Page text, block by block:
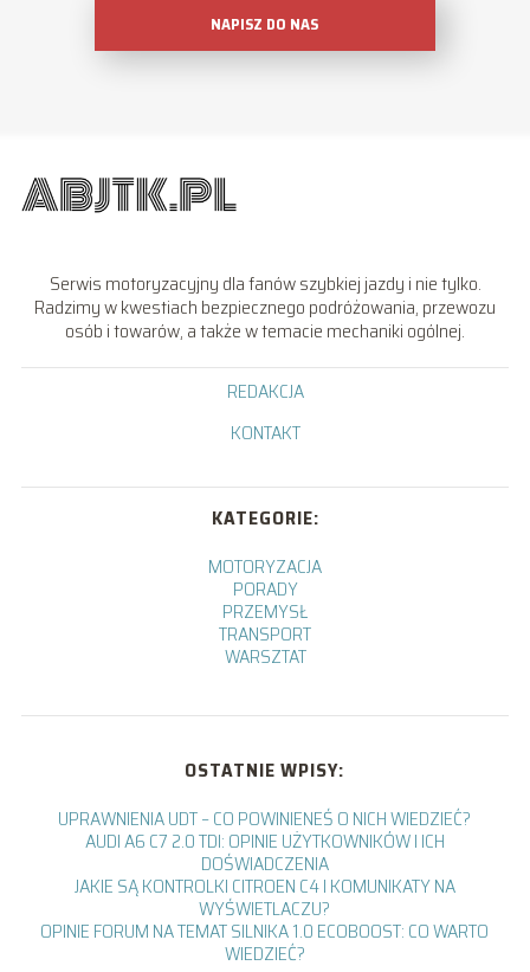
NAPISZ DO NAS
Serwis motoryzacyjny dla fanów szybkiej jazdy i nie tylko.
Radzimy w kwestiach bezpiecznego podróżowania, przewozu
osób i towarów, a także w temacie mechaniki ogólnej.
REDAKCJA
KONTAKT
KATEGORIE:
MOTORYZACJA
PORADY
PRZEMYSŁ
TRANSPORT
WARSZTAT
OSTATNIE WPISY:
UPRAWNIENIA UDT – CO POWINIENEŚ O NICH WIEDZIEĆ?
AUDI A6 C7 2.0 TDI: OPINIE UŻYTKOWNIKÓW I ICH
DOŚWIADCZENIA
JAKIE SĄ KONTROLKI CITROEN C4 I KOMUNIKATY NA
WYŚWIETLACZU?
OPINIE FORUM NA TEMAT SILNIKA 1.0 ECOBOOST: CO WARTO
WIEDZIEĆ?